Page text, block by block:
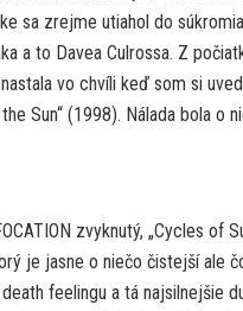
sa zrejme utiahol do
a to Davea Culrossa. Z
vo chvíli keď som si
Sun“ (1998). Nálada bola o
zvyknutý, „Cycles of
je jasne o niečo čistejší ale
feelingu a tá najsilnejšie